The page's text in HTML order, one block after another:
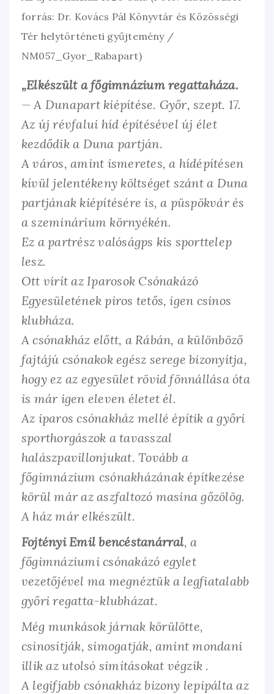
forrás: Dr. Kovács Pál Könyvtár és Közösségi
Tér helytörténeti gyűjtemény /
NM057_Gyor_Rabapart)
„Elkészült a főgimnázium regattaháza.
— A Dunapart kiépítése. Győr, szept. 17.
Az új révfalui híd építésével új élet
kezdődik a Duna partján.
A város, amint ismeretes, a hídépítésen
kívül jelentékeny költséget szánt a Duna
partjának kiépítésére is, a püspökvár és
a szeminárium környékén.
Ez a partrész valóságps kis sporttelep
lesz.
Ott virít az Iparosok Csónakázó
Egyesületének piros tetős, igen csinos
klubháza.
A csónakház előtt, a Rábán, a különböző
fajtájú csónakok egész serege bizonyítja,
hogy ez az egyesület rövid fönnállása óta
is már igen eleven életet él.
Az iparos csónakház mellé építik a győri
sporthorgászok a tavasszal
halászpavillonjukat. Tovább a
főgimnázium csónakházának építkezése
körül már az aszfaltozó masina gőzölög.
A ház már elkészült.
Fojtényi Emil bencéstanárral, a
főgimnáziumi csónakázó egylet
vezetőjével ma megnéztük a legfiatalabb
győri regatta-klubházat.
Még munkások járnak körülötte,
csinosítják, simogatják, amint mondani
illik az utolsó simításokat végzik .
A legifjabb csónakház bizony lepipálta az